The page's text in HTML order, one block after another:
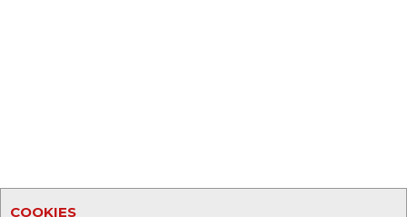
COOKIES